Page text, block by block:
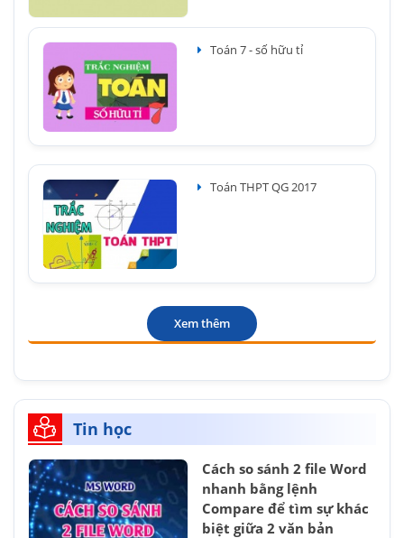
Toán 7 - số hữu tỉ
Toán THPT QG 2017
Xem thêm
Tin học
Cách so sánh 2 file Word
nhanh bằng lệnh
Compare để tìm sự khác
biệt giữa 2 văn bản